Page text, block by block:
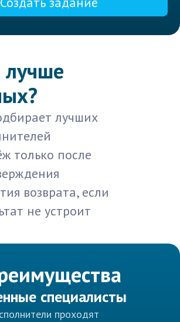
лучших
только после
возврата, если
не устроит
специалисты
проходят